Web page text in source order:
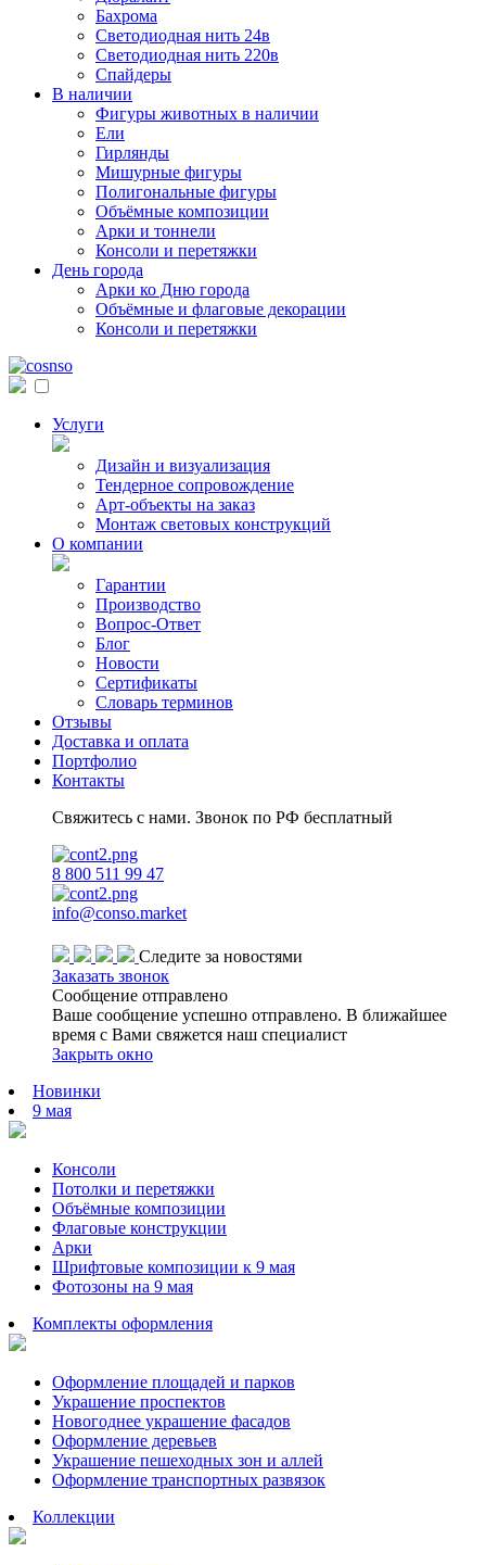
Бахрома
Светодиодная нить 24в
Светодиодная нить 220в
Спайдеры
В наличии
Фигуры животных в наличии
Ели
Гирлянды
Мишурные фигуры
Полигональные фигуры
Объёмные композиции
Арки и тоннели
Консоли и перетяжки
День города
Арки ко Дню города
Объёмные и флаговые декорации
Консоли и перетяжки
Услуги
Дизайн и визуализация
Тендерное сопровождение
Арт-объекты на заказ
Монтаж световых конструкций
О компании
Гарантии
Производство
Вопрос-Ответ
Блог
Новости
Сертификаты
Словарь терминов
Отзывы
Доставка и оплата
Портфолио
Контакты
Свяжитесь с нами. Звонок по РФ бесплатный
8 800 511 99 47
info@conso.market
Следите за новостями
Заказать звонок
Сообщение отправлено
Ваше сообщение успешно отправлено. В ближайшее
время с Вами свяжется наш специалист
Закрыть окно
Новинки
9 мая
Консоли
Потолки и перетяжки
Объёмные композиции
Флаговые конструкции
Арки
Шрифтовые композиции к 9 мая
Фотозоны на 9 мая
Комплекты оформления
Оформление площадей и парков
Украшение проспектов
Новогоднее украшение фасадов
Оформление деревьев
Украшение пешеходных зон и аллей
Оформление транспортных развязок
Коллекции